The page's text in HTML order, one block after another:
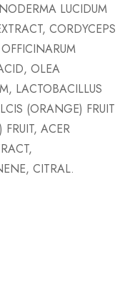
LUCIDUM
CORDYCEPS
OLEA
LACTOBACILLUS
(ORANGE) FRUIT
ACER
CITRAL.